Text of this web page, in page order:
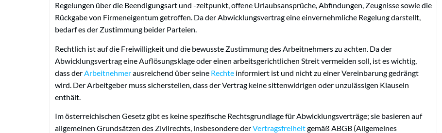
Regelungen über die Beendigungsart und -zeitpunkt, offene Urlaubsansprüche, Abfindungen, Zeugnisse sowie die
Rückgabe von Firmeneigentum getroffen. Da der Abwicklungsvertrag eine einvernehmliche Regelung darstellt,
bedarf es der Zustimmung beider Parteien.
Rechtlich ist auf die Freiwilligkeit und die bewusste Zustimmung des Arbeitnehmers zu achten. Da der
Abwicklungsvertrag eine Auflösungsklage oder einen arbeitsgerichtlichen Streit vermeiden soll, ist es wichtig,
dass der Arbeitnehmerausreichend über seine Rechte informiert ist und nicht zu einer Vereinbarung gedrängt
wird. Der Arbeitgeber muss sicherstellen, dass der Vertrag keine sittenwidrigen oder unzulässigen Klauseln
enthält.
Im österreichischen Gesetz gibt es keine spezifische Rechtsgrundlage für Abwicklungsverträge; sie basieren auf
allgemeinen Grundsätzen des Zivilrechts, insbesondere derVertragsfreiheitgemäß ABGB (Allgemeines